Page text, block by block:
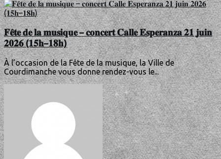
𝐅𝐞̂𝐭𝐞 𝐝𝐞 𝐥𝐚 𝐦𝐮𝐬𝐢𝐪𝐮𝐞 – 𝐜𝐨𝐧𝐜𝐞𝐫𝐭 𝐂𝐚𝐥𝐥𝐞 𝐄𝐬𝐩𝐞𝐫𝐚𝐧𝐳𝐚 𝟐𝟏 𝐣𝐮𝐢𝐧
𝟐𝟎𝟐𝟔 (𝟏𝟓𝐡–𝟏𝟖𝐡)
À l’occasion de la Fête de la musique, la Ville de
Courdimanche vous donne rendez-vous le...